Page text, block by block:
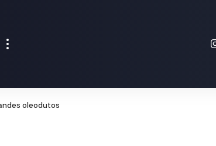
oleodutos